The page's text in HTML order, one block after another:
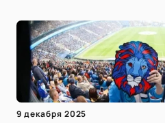
9 декабря 2025